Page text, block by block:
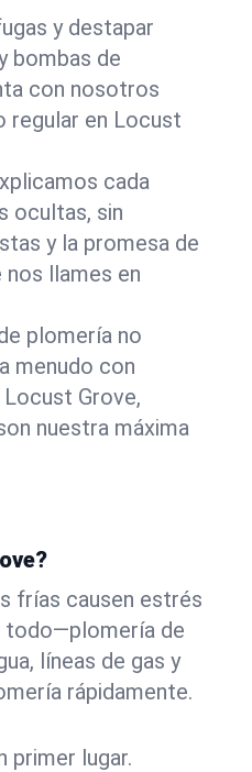
y destapar
bombas de
con nosotros
regular en Locust
cada
ocultas, sin
y la promesa de
llames en
plomería no
menudo con
Grove,
nuestra máxima
frías causen estrés
todo—plomería de
líneas de gas y
rápidamente.
primer lugar.